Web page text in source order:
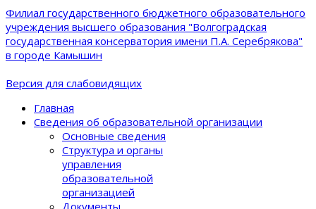
Филиал государственного бюджетного образовательного
учреждения высшего образования "Волгоградская
государственная консерватория имени П.А. Серебрякова"
в городе Камышин
Версия для слабовидящих
Главная
Сведения об образовательной организации
Основные сведения
Структура и органы
управления
образовательной
организацией
Документы